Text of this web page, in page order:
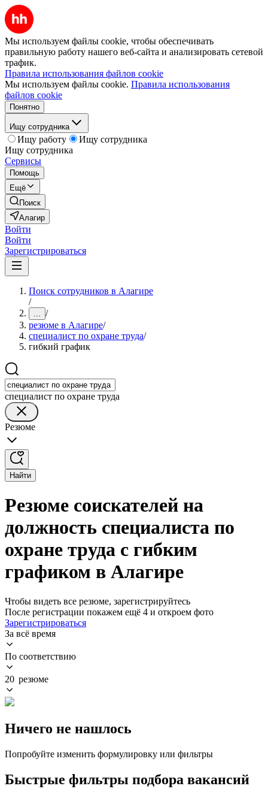
Мы используем файлы cookie, чтобы обеспечивать
правильную работу нашего веб-сайта и анализировать сетевой
трафик.
Правила использования файлов cookie
Мы используем файлы cookie. Правила использования
файлов cookie
Понятно
Ищу сотрудника
Ищу работу
Ищу сотрудника
Ищу сотрудника
Сервисы
Помощь
Ещё
Поиск
Алагир
Войти
Войти
Зарегистрироваться
Поиск сотрудников в Алагире
/
... /
резюме в Алагире/
специалист по охране труда/
гибкий график
специалист по охране труда
Резюме
Найти
Резюме соискателей на
должность специалиста по
охране труда с гибким
графиком в Алагире
Чтобы видеть все резюме, зарегистрируйтесь
После регистрации покажем ещё 4 и откроем фото
Зарегистрироваться
За всё время
По соответствию
20 резюме
Ничего не нашлось
Попробуйте изменить формулировку или фильтры
Быстрые фильтры подбора вакансий